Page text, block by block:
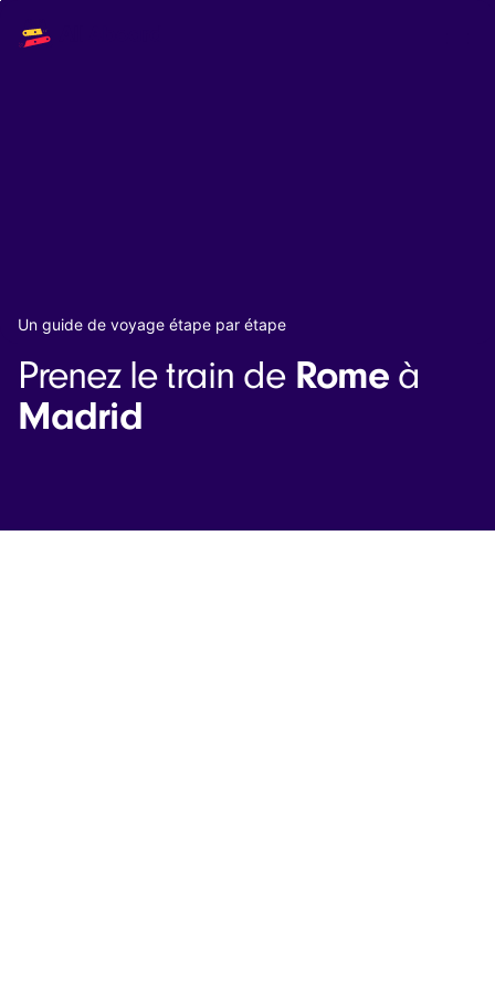
navigation
The API
Book a trip
Interrail passes
Eurail passes
Help & Support
Un guide de voyage étape par étape
Prenez le train de Rome à
Madrid